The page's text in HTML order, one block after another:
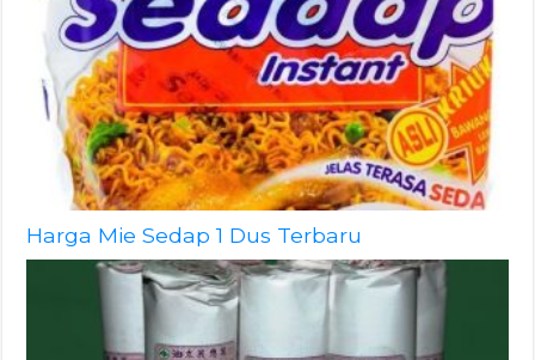
Harga Mie Sedap 1 Dus Terbaru